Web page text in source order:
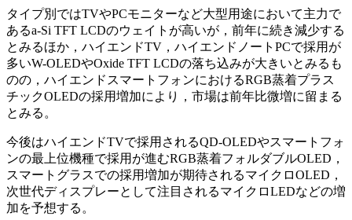
タイプ別ではTVやPCモニターなど大型用途において主力で
あるa-Si TFT LCDのウェイトが高いが，前年に続き減少する
とみるほか，ハイエンドTV，ハイエンドノートPCで採用が
多いW-OLEDやOxide TFT LCDの落ち込みが大きいとみるも
のの，ハイエンドスマートフォンにおけるRGB蒸着プラス
チックOLEDの採用増加により，市場は前年比微増に留まる
とみる。
今後はハイエンドTVで採用されるQD-OLEDやスマートフォ
ンの最上位機種で採用が進むRGB蒸着フォルダブルOLED，
スマートグラスでの採用増加が期待されるマイクロOLED，
次世代ディスプレーとして注目されるマイクロLEDなどの増
加を予想する。